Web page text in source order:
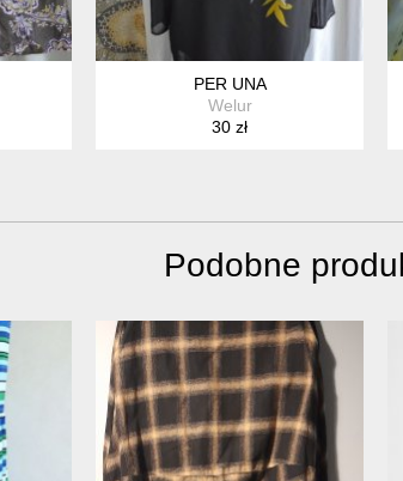
PER UNA
Welur
30 zł
Podobne